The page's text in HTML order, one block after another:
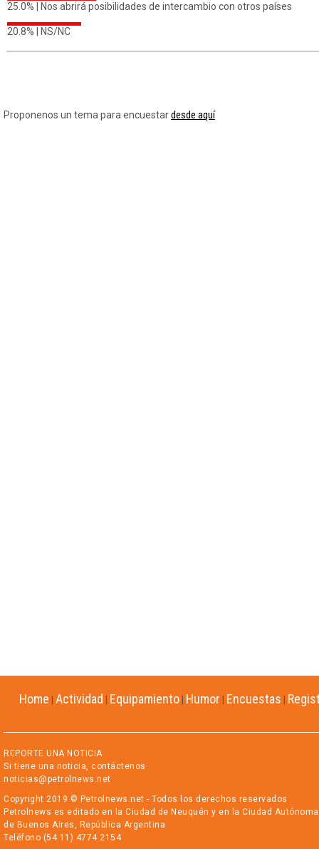
25.0% | Nos abrirá posibilidades de intercambio con otros países
20.8% | NS/NC
Proponenos un tema para encuestardesde aquí
Home Actividad Equipamiento Humor Encuestas
REPORTE UNA NOTICIA
Si tiene una noticia, contáctenos
noticias@petrolnews.net
Copyright 2019 © Petrolnews.net - Todos los derechos reservados
Petrolnews es editado en la Ciudad de Neuquén y en la Ciudad Autónoma
de Buenos Aires, República Argentina
Teléfono (54 11) 4774 2154